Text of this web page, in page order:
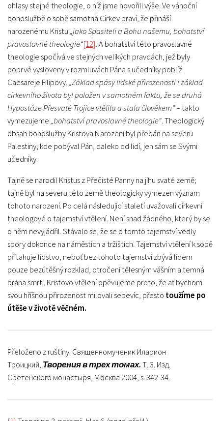
ohlasy stejné theologie, o níž jsme hovořili výše. Ve vánoční
bohoslužbě o sobě samotná Církev praví, že přináší
narozenému Kristu„jako Spasiteli a Bohu našemu, bohatství
pravoslavné theologie“[12]. A bohatství této pravoslavné
theologie spočívá ve stejných velikých pravdách, jež byly
poprvé vysloveny v rozmluvách Pána s učedníky poblíž
Caesareje Filipovy.„Základ spásy lidské přirozenosti i základ
církevního života byl položen v samotném faktu, že se druhá
Hypostáze Přesvaté Trojice vtělila a stala člověkem“– takto
vymezujeme„bohatství pravoslavné theologie“. Theologický
obsah bohoslužby Kristova Narození byl předán na severu
Palestiny, kde pobýval Pán, daleko od lidí, jen sám se Svými
učedníky.
Tajně se narodil Kristus z Přečisté Panny na jihu svaté země;
tajně byl na severu této země theologicky vymezen význam
tohoto narození. Po celá následující staletí uvažovali církevní
theologové o tajemství vtělení. Není snad žádného, který by se
o něm nevyjádřil. Stávalo se, že se o tomto tajemství vedly
spory dokonce na náměstích a tržištích. Tajemství vtělení k sobě
přitahuje lidstvo, neboť bez tohoto tajemství zbývá lidem
pouze bezútěšný rozklad, otročení tělesným vášním a temná
brána smrti. Kristovo vtělení opěvujeme proto, že ať bychom
svou hříšnou přirozenost milovali sebevíc, přesto toužíme po
útěše v životě věčném.
Přeloženo z ruštiny: Священномученик Иларион
Троицкий, Творения в трех томах.Т. 3. Изд.
Сретенского монастыря, Москва 2004, s. 342-34.